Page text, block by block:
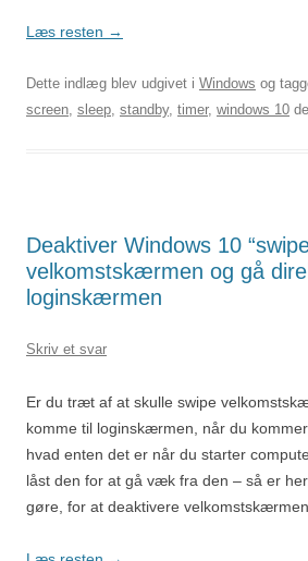
Læs resten →
Dette indlæg blev udgivet i Windows og
screen sleep standby, timer, windows 10
Deaktiver Windows 10
velkomstskærmen og gå
loginskærmen
Skriv et svar
Er du træt af at skulle swipe
komme til loginskærmen, når du
hvad enten det er når du starter
låst den for at gå væk fra den – så er
gøre, for at deaktivere velkomstskærmen.